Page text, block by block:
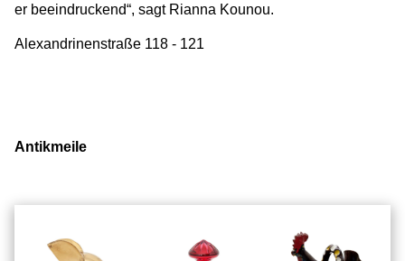
er beeindruckend“, sagt Rianna Kounou.
Alexandrinenstraße 118 - 121
Antikmeile